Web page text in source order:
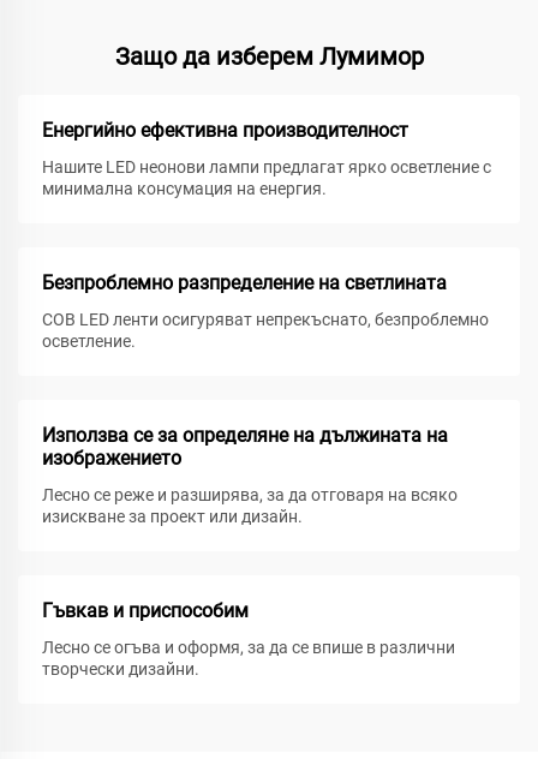
Защо да изберем Лумимор
Енергийно ефективна производителност
Нашите LED неонови лампи предлагат ярко осветление с
минимална консумация на енергия.
Безпроблемно разпределение на светлината
COB LED ленти осигуряват непрекъснато, безпроблемно
осветление.
Използва се за определяне на дължината на
изображението
Лесно се реже и разширява, за да отговаря на всяко
изискване за проект или дизайн.
Гъвкав и приспособим
Лесно се огъва и оформя, за да се впише в различни
творчески дизайни.